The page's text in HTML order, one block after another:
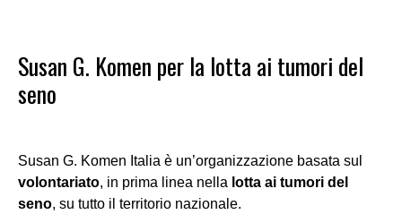
Susan G. Komen per la lotta ai tumori del
seno
Susan G. Komen Italia è un’organizzazione basata sul
volontariato, in prima linea nella lotta ai tumori del
seno, su tutto il territorio nazionale.